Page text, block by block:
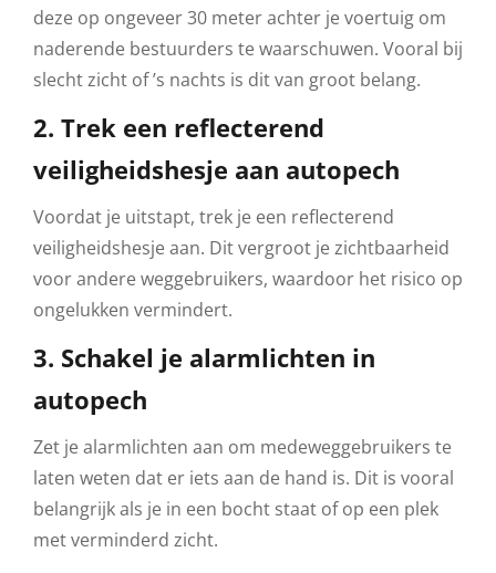
deze op ongeveer 30 meter achter je voertuig om
naderende bestuurders te waarschuwen. Vooral bij
slecht zicht of ’s nachts is dit van groot belang.
2. Trek een reflecterend
veiligheidshesje aan autopech
Voordat je uitstapt, trek je een reflecterend
veiligheidshesje aan. Dit vergroot je zichtbaarheid
voor andere weggebruikers, waardoor het risico op
ongelukken vermindert.
3. Schakel je alarmlichten in
autopech
Zet je alarmlichten aan om medeweggebruikers te
laten weten dat er iets aan de hand is. Dit is vooral
belangrijk als je in een bocht staat of op een plek
met verminderd zicht.